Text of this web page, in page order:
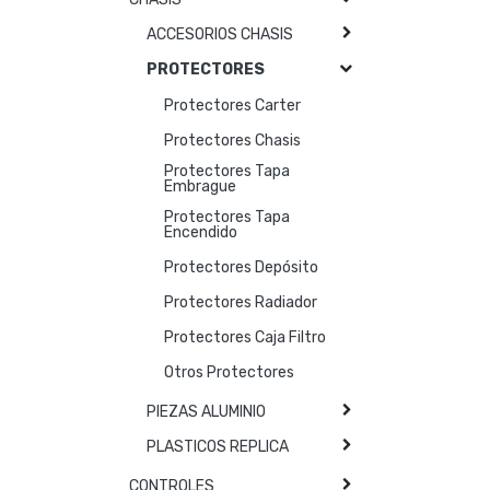
ACCESORIOS CHASIS
PROTECTORES
Protectores Carter
Protectores Chasis
Protectores Tapa
Embrague
Protectores Tapa
Encendido
Protectores Depósito
Protectores Radiador
Protectores Caja Filtro
Otros Protectores
PIEZAS ALUMINIO
PLASTICOS REPLICA